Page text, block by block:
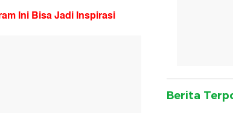
Ini Bisa Jadi Inspirasi
Berita